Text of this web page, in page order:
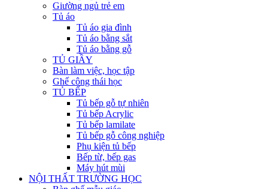
Giường ngủ trẻ em
Tủ áo
Tủ áo gia đình
Tủ áo bằng sắt
Tủ áo bằng gỗ
TỦ GIẦY
Bàn làm việc, học tập
Ghế công thái học
TỦ BẾP
Tủ bếp gỗ tự nhiên
Tủ bếp Acrylic
Tủ bếp lamilate
Tủ bếp gỗ công nghiệp
Phụ kiện tủ bếp
Bếp từ, bếp gas
Máy hút mùi
NỘI THẤT TRƯỜNG HỌC